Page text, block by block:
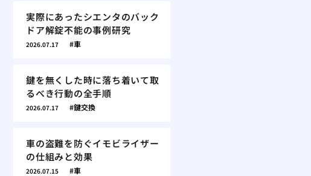
実際にあったシエンタのバック
ドア解錠不能の事例研究
2026.07.17 車
鍵を無くした時に落ち着いて取
るべき行動の全手順
2026.07.17 鍵交換
車の盗難を防ぐイモビライザー
の仕組みと効果
2026.07.15 車